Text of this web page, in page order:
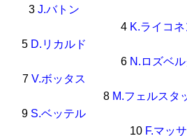
3 J.バトン
4 K.ライコネ
5 D.リカルド
6 N.ロズベ
7 V.ボッタス
8 M.フェルスタ
9 S.ベッテル
10 F.マッサ